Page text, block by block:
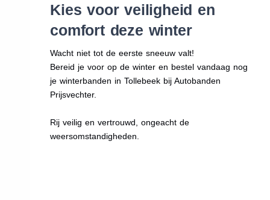
Kies voor veiligheid en
comfort deze winter
Wacht niet tot de eerste sneeuw valt!
Bereid je voor op de winter en bestel vandaag nog
je winterbanden in Tollebeek bij Autobanden
Prijsvechter.
Rij veilig en vertrouwd, ongeacht de
weersomstandigheden.